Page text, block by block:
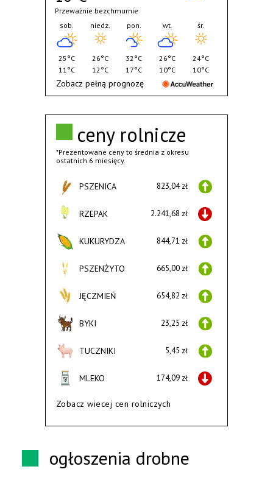
ceny rolnicze
*Prezentowane ceny to średnia z okresu
ostatnich 6 miesięcy.
PSZENICA 823,04 zł
RZEPAK 2.241,68 zł
KUKURYDZA 844,71 zł
PSZENŻYTO 665,00 zł
JĘCZMIEŃ 654,82 zł
BYKI 23,25 zł
TUCZNIKI 5,45 zł
MLEKO 174,09 zł
Zobacz wiecej cen rolniczych
Przeważnie bezchmurnie
sob.
25°C
11°C
niedz.
26°C
12°C
pon.
32°C
17°C
wt.
26°C
10°C
śr.
24°C
10°C
Zobacz pełną prognozę
ogłoszenia drobne